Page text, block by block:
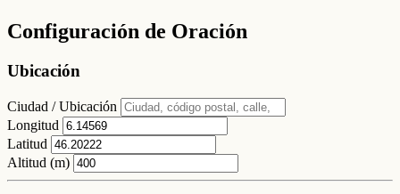
Configuración de Oración
Ubicación
Ciudad / Ubicación
Longitud
Latitud
Altitud (m)